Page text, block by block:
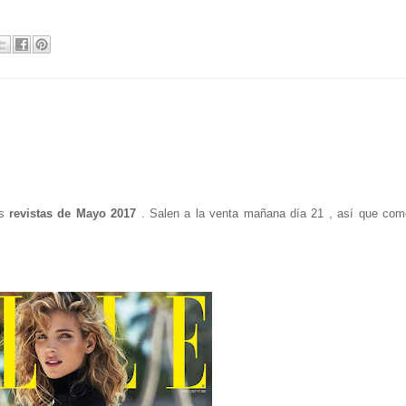
revistas de Mayo 2017 . Salen a la venta mañana día 21 , así que